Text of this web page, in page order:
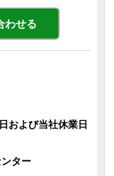
わせる
および当社休業日
ター